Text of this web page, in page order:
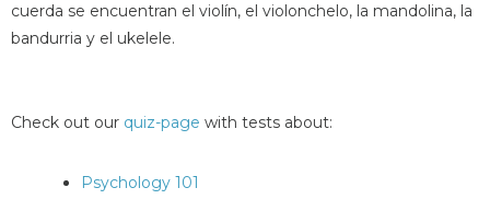
cuerda se encuentran el violín, el violonchelo, la mandolina, la
bandurria y el ukelele.
Check out our quiz-page with tests about:
Psychology 101